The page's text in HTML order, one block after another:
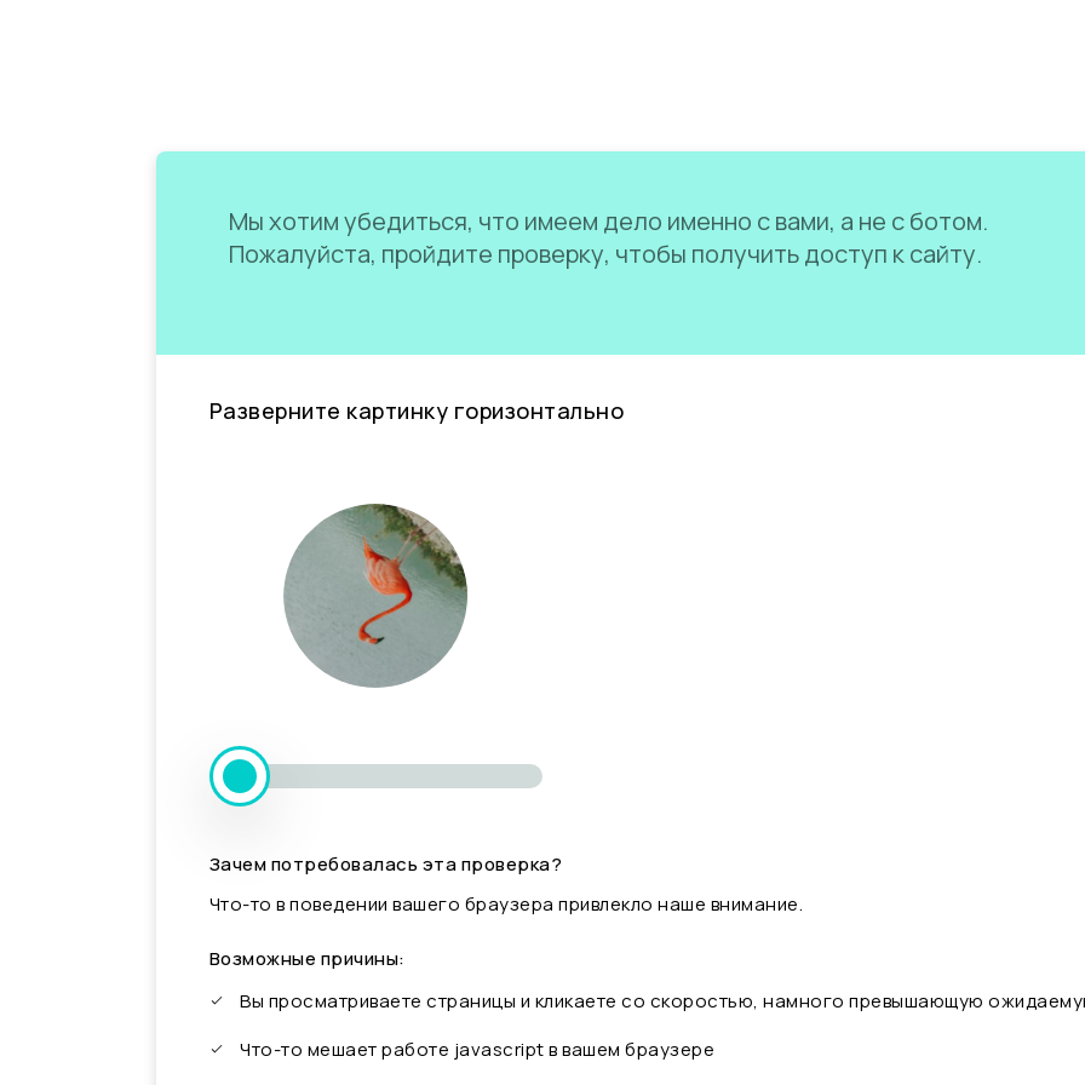
Мы хотим убедиться, что имеем дело именно с вами, а не с ботом.
Пожалуйста, пройдите проверку, чтобы получить доступ к сайту.
Разверните картинку горизонтально
Зачем потребовалась эта проверка?
Что-то в поведении вашего браузера привлекло наше внимание.
Возможные причины:
Вы просматриваете страницы и кликаете со скоростью, намного превышающую
Что-то мешает работе javascript в вашем браузере